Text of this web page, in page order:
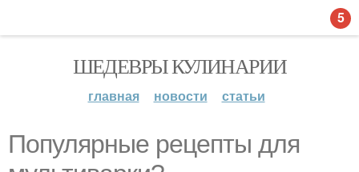
ШЕДЕВРЫ КУЛИНАРИИ
главная новости статьи
Популярные рецепты для
5